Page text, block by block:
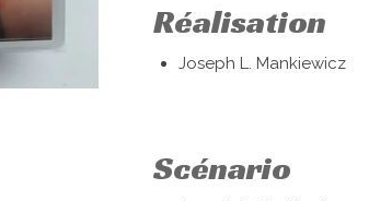
Réalisation
Joseph L. Mankiewicz
Scénario